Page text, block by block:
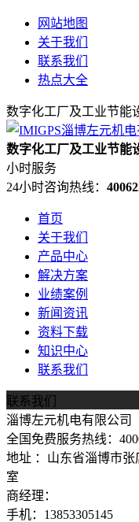
网站地图
关于我们
联系我们
热点大全
数字化工厂及工业节能
数字化工厂及工业节能
小时服务
24小时咨询热线：
首页
关于我们
产品中心
解决方案
业绩案例
新闻资讯
资料下载
知识中心
联系我们
联系我们
淄博左元机电有限公司
全国免费服务热线：
地址 ：山东省淄博市张
室
商经理：
手机：13853305145